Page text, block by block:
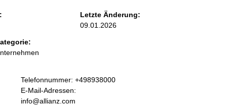
Letzte Änderung:
09.01.2026
K
o
n
Telefonnummer: +498938000
E-Mail-Adressen:
info@allianz.com